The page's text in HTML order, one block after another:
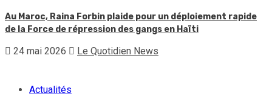
Au Maroc, Raina Forbin plaide pour un déploiement rapide
de la Force de répression des gangs en Haïti
24 mai 2026 Le Quotidien News
Actualités